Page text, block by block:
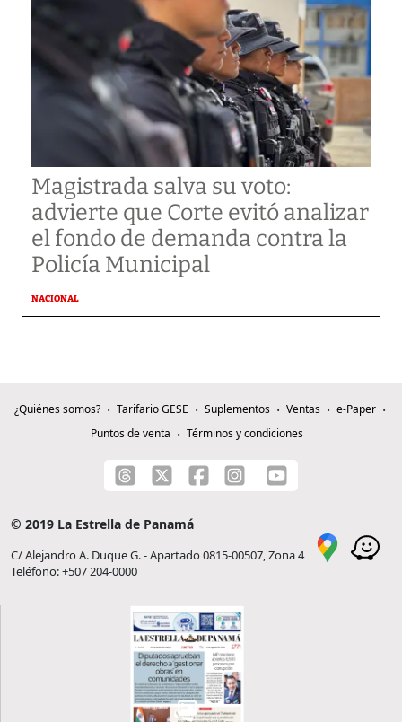
Magistrada salva su voto:
advierte que Corte evitó analizar
el fondo de demanda contra la
Policía Municipal
NACIONAL
¿Quiénes somos? Tarifario GESE Suplementos Ventas
e-Paper
Puntos de venta
Términos y condiciones
© 2019 La Estrella de Panamá
C/ Alejandro A. Duque G. - Apartado 0815-00507, Zona 4
Teléfono: +507 204-0000